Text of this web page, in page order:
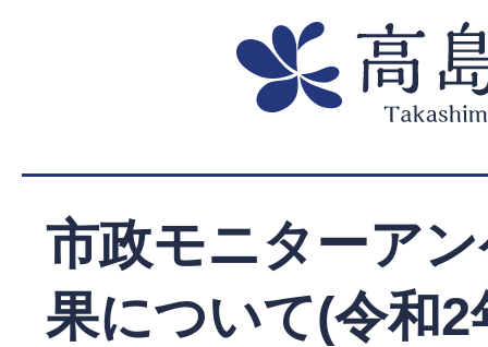
市政モニターア
果について(令和2